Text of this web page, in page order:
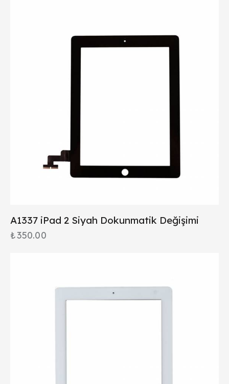
A1337 iPad 2 Siyah Dokunmatik Değişimi
₺350.00